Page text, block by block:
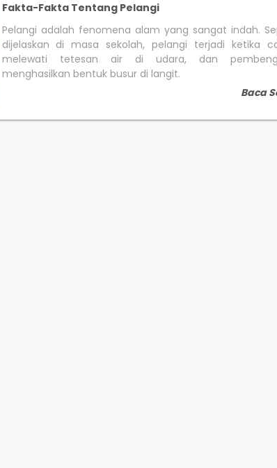
Fakta-Fakta Tentang Pelangi
Pelangi adalah fenomena alam yang sangat indah.
dijelaskan di masa sekolah, pelangi terjadi ketika
melewati tetesan air di udara, dan
menghasilkan bentuk busur di langit.
Baca